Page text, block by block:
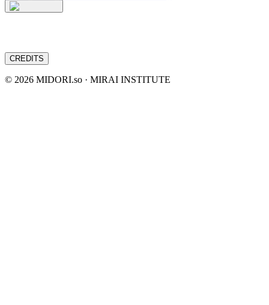
CREDITS
© 2026 MIDORI.so · MIRAI INSTITUTE